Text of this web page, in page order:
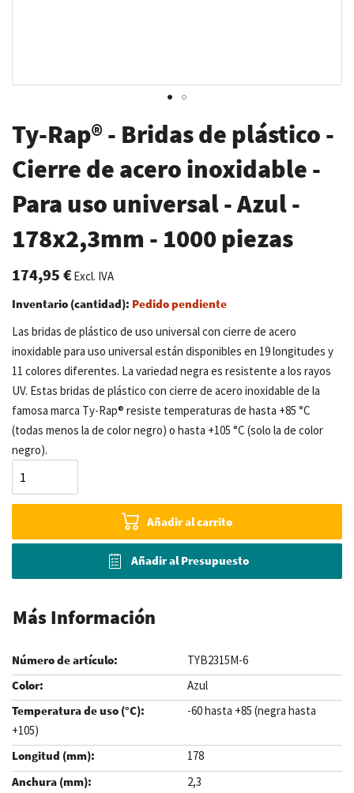
comienzo
de
la
galería
de
Ty-Rap® - Bridas de plástico -
Cierre de acero inoxidable -
Para uso universal - Azul -
178x2,3mm - 1000 piezas
174,95 €Excl. IVA
Inventario (cantidad): Pedido pendiente
Las bridas de plástico de uso universal con cierre de acero
inoxidable para uso universal están disponibles en 19 longitudes y
11 colores diferentes. La variedad negra es resistente a los rayos
UV. Estas bridas de plástico con cierre de acero inoxidable de la
famosa marca Ty-Rap® resiste temperaturas de hasta +85 °C
(todas menos la de color negro) o hasta +105 °C (solo la de color
negro).
Añadir al carrito
Añadir al Presupuesto
Más Información
TYB2315M-6
Azul
-60 hasta +85 (negra hasta
+105)
178
2,3